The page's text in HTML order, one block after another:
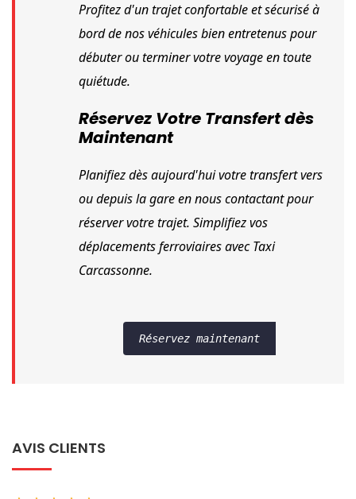
Profitez d'un trajet confortable et sécurisé à
bord de nos véhicules bien entretenus pour
débuter ou terminer votre voyage en toute
quiétude.
Réservez Votre Transfert dès
Maintenant
Planifiez dès aujourd'hui votre transfert vers
ou depuis la gare en nous contactant pour
réserver votre trajet. Simplifiez vos
déplacements ferroviaires avec Taxi
Carcassonne.
Réservez maintenant
AVIS CLIENTS